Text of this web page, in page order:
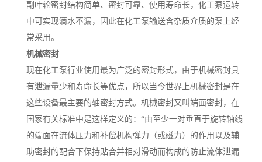
副叶轮密封结构简单、密封可靠、使用寿命长，化工泵运转
中可实现滴水不漏，因此在化工泵输送含杂质介质的泵上经
常采用。
机械密封
现在化工泵行业使用最为广泛的密封形式，由于机械密封具
有泄漏量少和寿命长等优点，所以当今世界上机械密封是在
这些设备最主要的轴密封方式。机械密封又叫端面密封，在
国家有关标准中是这样定义的：“由至少一对垂直于旋转轴线
的端面在流体压力和补偿机构弹力（或磁力）的作用以及辅
助密封的配合下保持贴合并相对滑动而构成的防止流体泄漏